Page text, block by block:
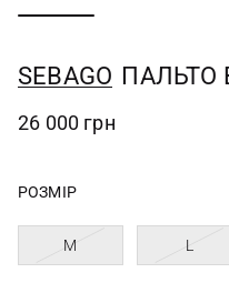
SEBAGO ПАЛЬТО
26 000 грн
РОЗМІР
M L